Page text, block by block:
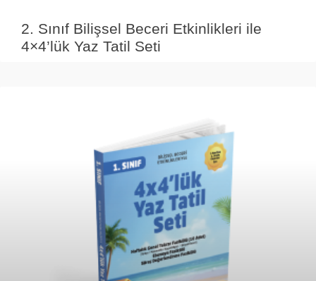
2. Sınıf Bilişsel Beceri Etkinlikleri ile
4×4’lük Yaz Tatil Seti